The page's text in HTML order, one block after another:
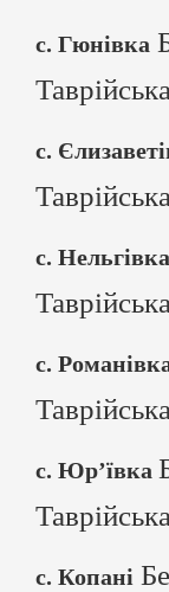
с. Гюнівка
с.
с. Нельгівка
с.
с. Юр’ївка
с. Копані